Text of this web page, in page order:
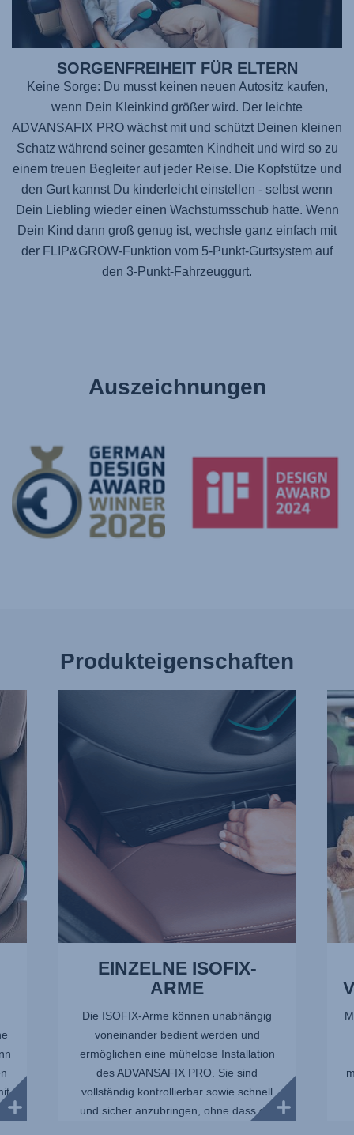
SORGENFREIHEIT FÜR ELTERN
Keine Sorge: Du musst keinen neuen Autositz kaufen,
wenn Dein Kleinkind größer wird. Der leichte
ADVANSAFIX PRO wächst mit und schützt Deinen kleinen
Schatz während seiner gesamten Kindheit und wird so zu
einem treuen Begleiter auf jeder Reise. Die Kopfstütze und
den Gurt kannst Du kinderleicht einstellen - selbst wenn
Dein Liebling wieder einen Wachstumsschub hatte. Wenn
Dein Kind dann groß genug ist, wechsle ganz einfach mit
der FLIP&GROW-Funktion vom 5-Punkt-Gurtsystem auf
den 3-Punkt-Fahrzeuggurt.
Auszeichnungen
Produkteigenschaften
ARME,
EINZELNE ISOFIX-
ARME
Die ISOFIX-Arme können unabhängig
voneinander bedient werden und
ermöglichen eine mühelose Installation
des ADVANSAFIX PRO. Sie sind
vollständig kontrollierbar sowie schnell
und sicher anzubringen, ohne dass die
2
von
13